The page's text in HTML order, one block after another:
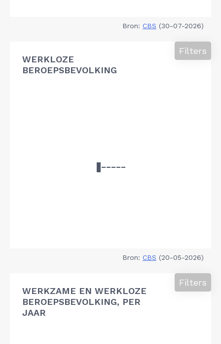
Bron: CBS (30-07-2026)
WERKLOZE
BEROEPSBEVOLKING
Filters
Bron: CBS (20-05-2026)
WERKZAME EN WERKLOZE
BEROEPSBEVOLKING, PER
JAAR
Filters